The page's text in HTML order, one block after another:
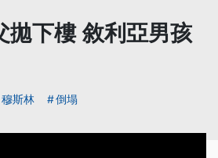
拋下樓 敘利亞男孩
穆斯林 倒塌